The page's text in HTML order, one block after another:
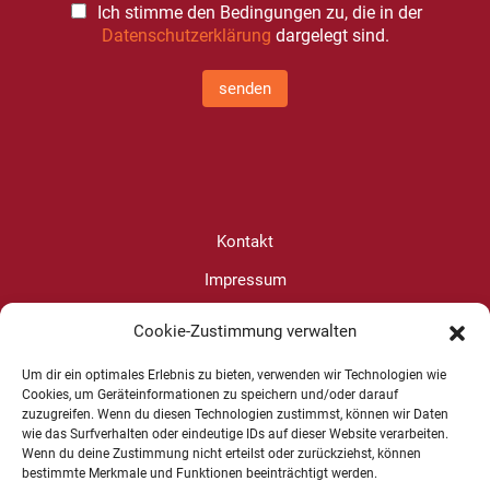
Cookie-Zustimmung verwalten
Um dir ein optimales Erlebnis zu bieten, verwenden wir Technologien wie
Cookies, um Geräteinformationen zu speichern und/oder darauf
zuzugreifen. Wenn du diesen Technologien zustimmst, können wir Daten
wie das Surfverhalten oder eindeutige IDs auf dieser Website verarbeiten.
Wenn du deine Zustimmung nicht erteilst oder zurückziehst, können
bestimmte Merkmale und Funktionen beeinträchtigt werden.
Ich stimme den Bedingungen zu, die in der
Datenschutzerklärung dargelegt sind.
senden
Kontakt
Impressum
Christine Wanjura
+49 1625 624599